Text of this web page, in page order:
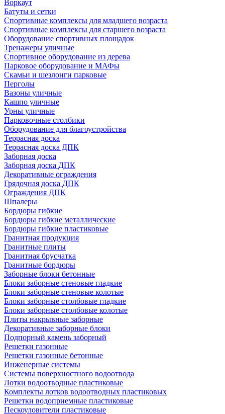
Воркаут
Батуты и сетки
Спортивные комплексы для младшего возраста
Спортивные комплексы для старшего возраста
Оборудование спортивных площадок
Тренажеры уличные
Спортивное оборудование из дерева
Парковое оборудование и МАФы
Скамьи и шезлонги парковые
Перголы
Вазоны уличные
Кашпо уличные
Урны уличные
Парковочные столбики
Оборудование для благоустройства
Террасная доска
Террасная доска ДПК
Заборная доска
Заборная доска ДПК
Декоративные ограждения
Грядочная доска ДПК
Ограждения ДПК
Шпалеры
Бордюры гибкие
Бордюры гибкие металлические
Бордюры гибкие пластиковые
Гранитная продукция
Гранитные плиты
Гранитная брусчатка
Гранитные бордюры
Заборные блоки бетонные
Блоки заборные стеновые гладкие
Блоки заборные стеновые колотые
Блоки заборные столбовые гладкие
Блоки заборные столбовые колотые
Плиты накрывные заборные
Декоративные заборные блоки
Подпорный камень заборный
Решетки газонные
Решетки газонные бетонные
Инженерные системы
Системы поверхностного водоотвода
Лотки водоотводные пластиковые
Комплекты лотков водоотводных пластиковых
Решетки водоприемные пластиковые
Пескоуловители пластиковые